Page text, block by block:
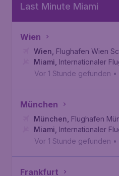
Last Minute Miami
Wien
Wien Flughafen Wien
Miami Internationaler
Vor 1 Stunde gefunden •
München
München Flughafen
Miami Internationaler
Vor 1 Stunde gefunden •
Frankfurt